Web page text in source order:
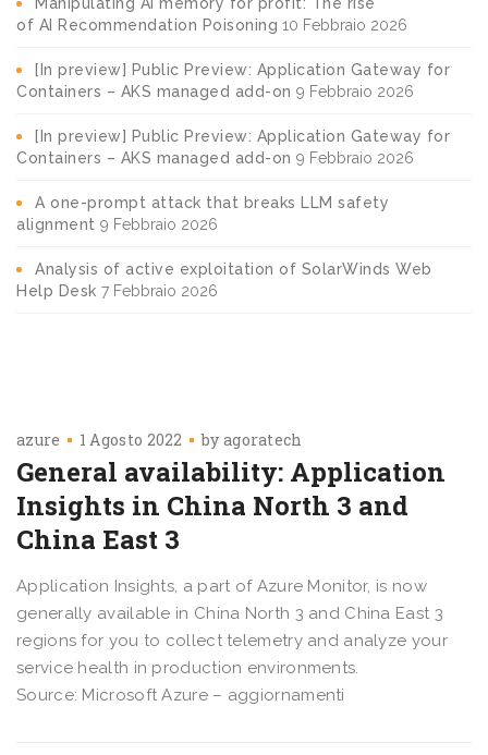
of AI Recommendation Poisoning 10 Febbraio 2026
[In preview] Public Preview: Application Gateway for
Containers – AKS managed add-on 9 Febbraio 2026
[In preview] Public Preview: Application Gateway for
Containers – AKS managed add-on 9 Febbraio 2026
A one-prompt attack that breaks LLM safety
alignment 9 Febbraio 2026
Analysis of active exploitation of SolarWinds Web
Help Desk 7 Febbraio 2026
azure 1 Agosto 2022 by agoratech
General availability: Application
Insights in China North 3 and
China East 3
Application Insights, a part of Azure Monitor, is now
generally available in China North 3 and China East 3
regions for you to collect telemetry and analyze your
service health in production environments.
Source: Microsoft Azure – aggiornamenti